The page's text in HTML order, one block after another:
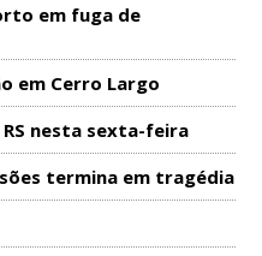
em fuga de
em Cerro Largo
nesta sexta-feira
termina em tragédia